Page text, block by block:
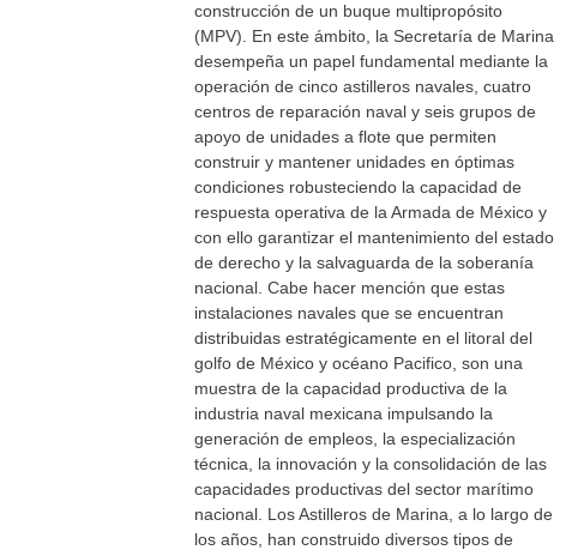
construcción de un buque multipropósito
(MPV). En este ámbito, la Secretaría de Marina
desempeña un papel fundamental mediante la
operación de cinco astilleros navales, cuatro
centros de reparación naval y seis grupos de
apoyo de unidades a flote que permiten
construir y mantener unidades en óptimas
condiciones robusteciendo la capacidad de
respuesta operativa de la Armada de México y
con ello garantizar el mantenimiento del estado
de derecho y la salvaguarda de la soberanía
nacional. Cabe hacer mención que estas
instalaciones navales que se encuentran
distribuidas estratégicamente en el litoral del
golfo de México y océano Pacifico, son una
muestra de la capacidad productiva de la
industria naval mexicana impulsando la
generación de empleos, la especialización
técnica, la innovación y la consolidación de las
capacidades productivas del sector marítimo
nacional. Los Astilleros de Marina, a lo largo de
los años, han construido diversos tipos de